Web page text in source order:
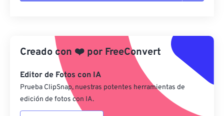
Aplicar desde el ajuste preestablecido
Guardar como preestablecido
Creado con ❤️ por FreeConvert
Editor de Fotos con IA
Prueba ClipSnap, nuestras potentes herramientas de
edición de fotos con IA.